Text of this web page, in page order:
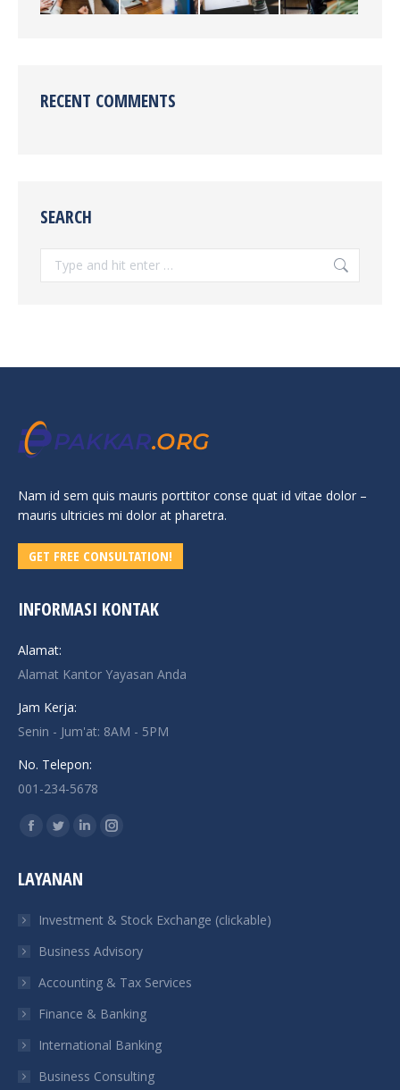
RECENT COMMENTS
SEARCH
Search:
Nam id sem quis mauris porttitor conse quat id vitae dolor –
mauris ultricies mi dolor at pharetra.
GET FREE CONSULTATION!
INFORMASI KONTAK
Alamat:
Alamat Kantor Yayasan Anda
Jam Kerja:
Senin - Jum'at: 8AM - 5PM
No. Telepon:
001-234-5678
Find us on:
Facebook
opens
new
window
Twitter
opens
new
window
Linkedin
new
window
Instagram
new
window
LAYANAN
Investment & Stock Exchange (clickable)
Business Advisory
Accounting & Tax Services
Finance & Banking
International Banking
Business Consulting